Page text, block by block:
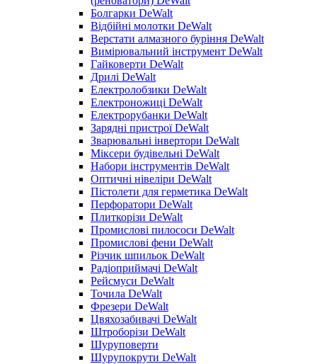
Болгарки DeWalt
Відбійні молотки DeWalt
Верстати алмазного буріння DeWalt
Вимірювальний інструмент DeWalt
Гайковерти DeWalt
Дрилі DeWalt
Електролобзики DeWalt
Електроножиці DeWalt
Електрорубанки DeWalt
Зарядні пристрої DeWalt
Зварювальні інвертори DeWalt
Міксери будівельні DeWalt
Набори інструментів DeWalt
Оптичні нівеліри DeWalt
Пістолети для герметика DeWalt
Перфоратори DeWalt
Плиткорізи DeWalt
Промислові пилососи DeWalt
Промислові фени DeWalt
Різчик шпильок DeWalt
Радіоприймачі DeWalt
Рейсмуси DeWalt
Точила DeWalt
Фрезери DeWalt
Цвяхозабивачі DeWalt
Штроборізи DeWalt
Шуруповерти
Шурупокрути DeWalt